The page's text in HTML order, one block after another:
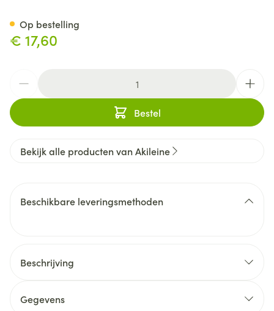
€ 17,60
Bestel
Op bestelling
Bekijk alle producten van Akileine
Beschikbare leveringsmethoden
Beschrijving
Gegevens